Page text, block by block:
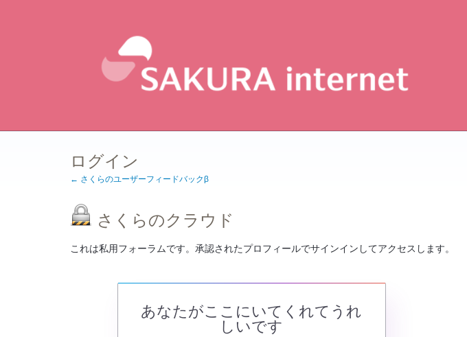
ログイン
← さくらのユーザーフィードバックβ
さくらのクラウド
これは私用フォーラムです。承認されたプロフィールでサインインしてアクセスします。
あなたがここにいてくれてうれ
しいです